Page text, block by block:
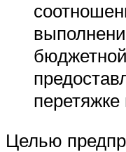
Целью